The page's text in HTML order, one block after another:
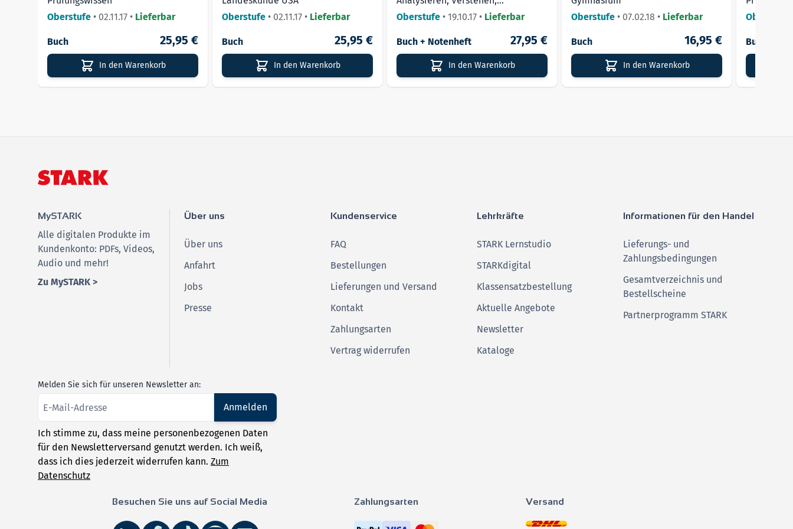
Oberstufe • 02.11.17 • Lieferbar
Buch 25,95 €
In den Warenkorb
Oberstufe • 02.11.17 • Lieferbar
Buch 25,95 €
In den Warenkorb
Beschreiben
Oberstufe • 19.10.17 • Lieferbar
Buch + Notenheft 27,95 €
In den Warenkorb
Oberstufe • 07.02.18 • Lieferbar
Buch 16,95 €
In den Warenkorb
Oberstufe
Buch
MySTARK
Alle digitalen Produkte im
Kundenkonto: PDFs, Videos,
Audio und mehr!
Zu MySTARK >
Über uns
Über uns
Anfahrt
Jobs
Presse
Kundenservice
FAQ
Bestellungen
Lieferungen und Versand
Kontakt
Zahlungsarten
Vertrag widerrufen
Lehrkräfte
STARK Lernstudio
STARKdigital
Klassensatzbestellung
Aktuelle Angebote
Newsletter
Kataloge
Informationen für den Handel
Lieferungs- und
Zahlungsbedingungen
Gesamtverzeichnis und
Bestellscheine
Partnerprogramm STARK
Melden Sie sich für unseren Newsletter an:
Anmelden
Ich stimme zu, dass meine personenbezogenen Daten
für den Newsletterversand genutzt werden. Ich weiß,
dass ich dies jederzeit widerrufen kann. Zum
Datenschutz
Besuchen Sie uns auf Social Media Zahlungsarten Versand